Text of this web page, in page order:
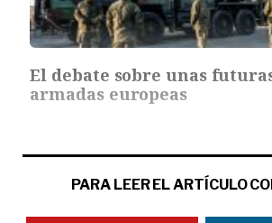
El debate sobre unas
armadas europeas
PARA LEER EL ARTÍCULO